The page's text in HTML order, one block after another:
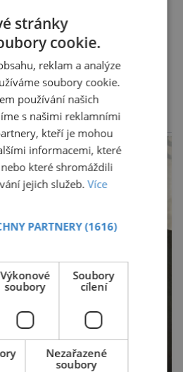
anglická verze, která je
dokonce přesnější
Britannica. Nyní se
proměnila v
které umělá inteligence
v dohledné
naši společnost.
výzkumníci, kteří pomocí
[…]
ČLÁNKY ›
stránky
cookie.
reklam a analýze
soubory cookie.
používání našich
s našimi reklamními
kteří je mohou
informacemi, které
které shromáždili
jejich služeb.Více
PARTNERY(1616)
Výkonové
soubory
Soubory
cílení
Nezařazené
soubory